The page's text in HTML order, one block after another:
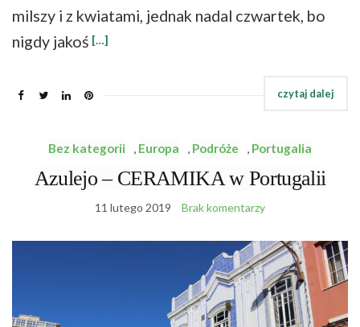
milszy i z kwiatami, jednak nadal czwartek, bo
nigdy jakoś […]
Bez kategorii , Europa , Podróże , Portugalia
Azulejo – CERAMIKA w Portugalii
11 lutego 2019 Brak komentarzy